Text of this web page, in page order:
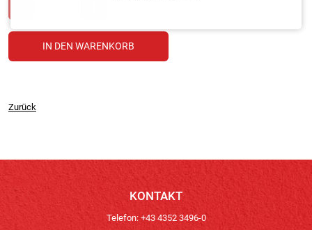
Zurück
KONTAKT
Telefon: +43 4352 3496-0